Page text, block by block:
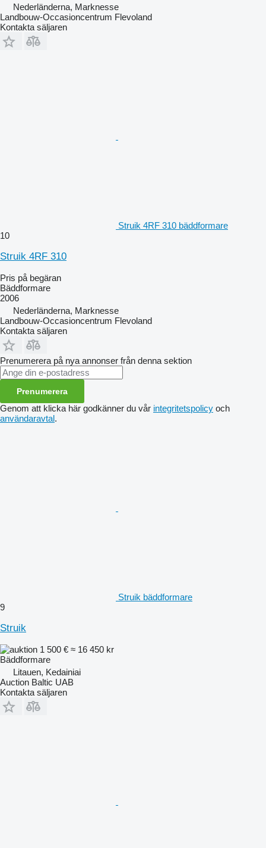
Nederländerna, Marknesse
Landbouw-Occasioncentrum Flevoland
Kontakta säljaren
Struik 4RF 310 bäddformare
10
Struik 4RF 310
Pris på begäran
Bäddformare
2006
Nederländerna, Marknesse
Landbouw-Occasioncentrum Flevoland
Kontakta säljaren
Prenumerera på nya annonser från denna sektion
Prenumerera
Genom att klicka här godkänner du vår integritetspolicy och
användaravtal.
Struik bäddformare
9
Struik
1 500 € ≈ 16 450 kr
Bäddformare
Litauen, Kedainiai
Auction Baltic UAB
Kontakta säljaren